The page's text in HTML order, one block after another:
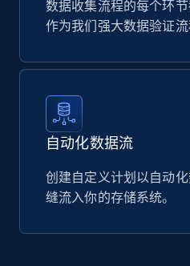
数据收集流程的每个环节
作为我们强大数据验证流
自动化数据流
创建自定义计划以自动
缝流入你的存储系统。